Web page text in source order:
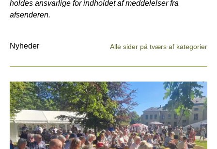
holdes ansvarlige for indholdet af meddelelser fra
afsenderen.
Nyheder Alle sider på tværs af kategorier